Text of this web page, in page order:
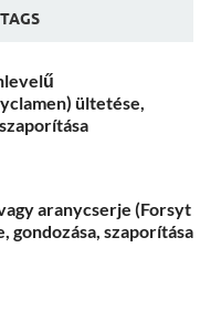
TAGS
ültetése,
aranycserje (Forsyt
gondozása, szaporítása